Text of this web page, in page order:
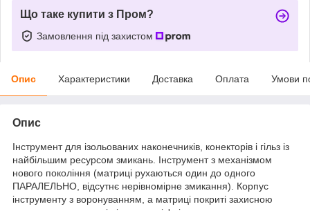
Що таке купити з Пром?
Замовлення під захистом
Опис Характеристики Доставка Оплата Умови
Опис
Інструмент для ізольованих наконечників, конекторів і гільз із
найбільшим ресурсом змикань. Інструмент з механізмом
нового покоління (матриці рухаються один до одного
ПАРАЛЕЛЬНО, відсутнє нерівномірне змикання). Корпус
інструменту з воронуванням, а матриці покриті захисною